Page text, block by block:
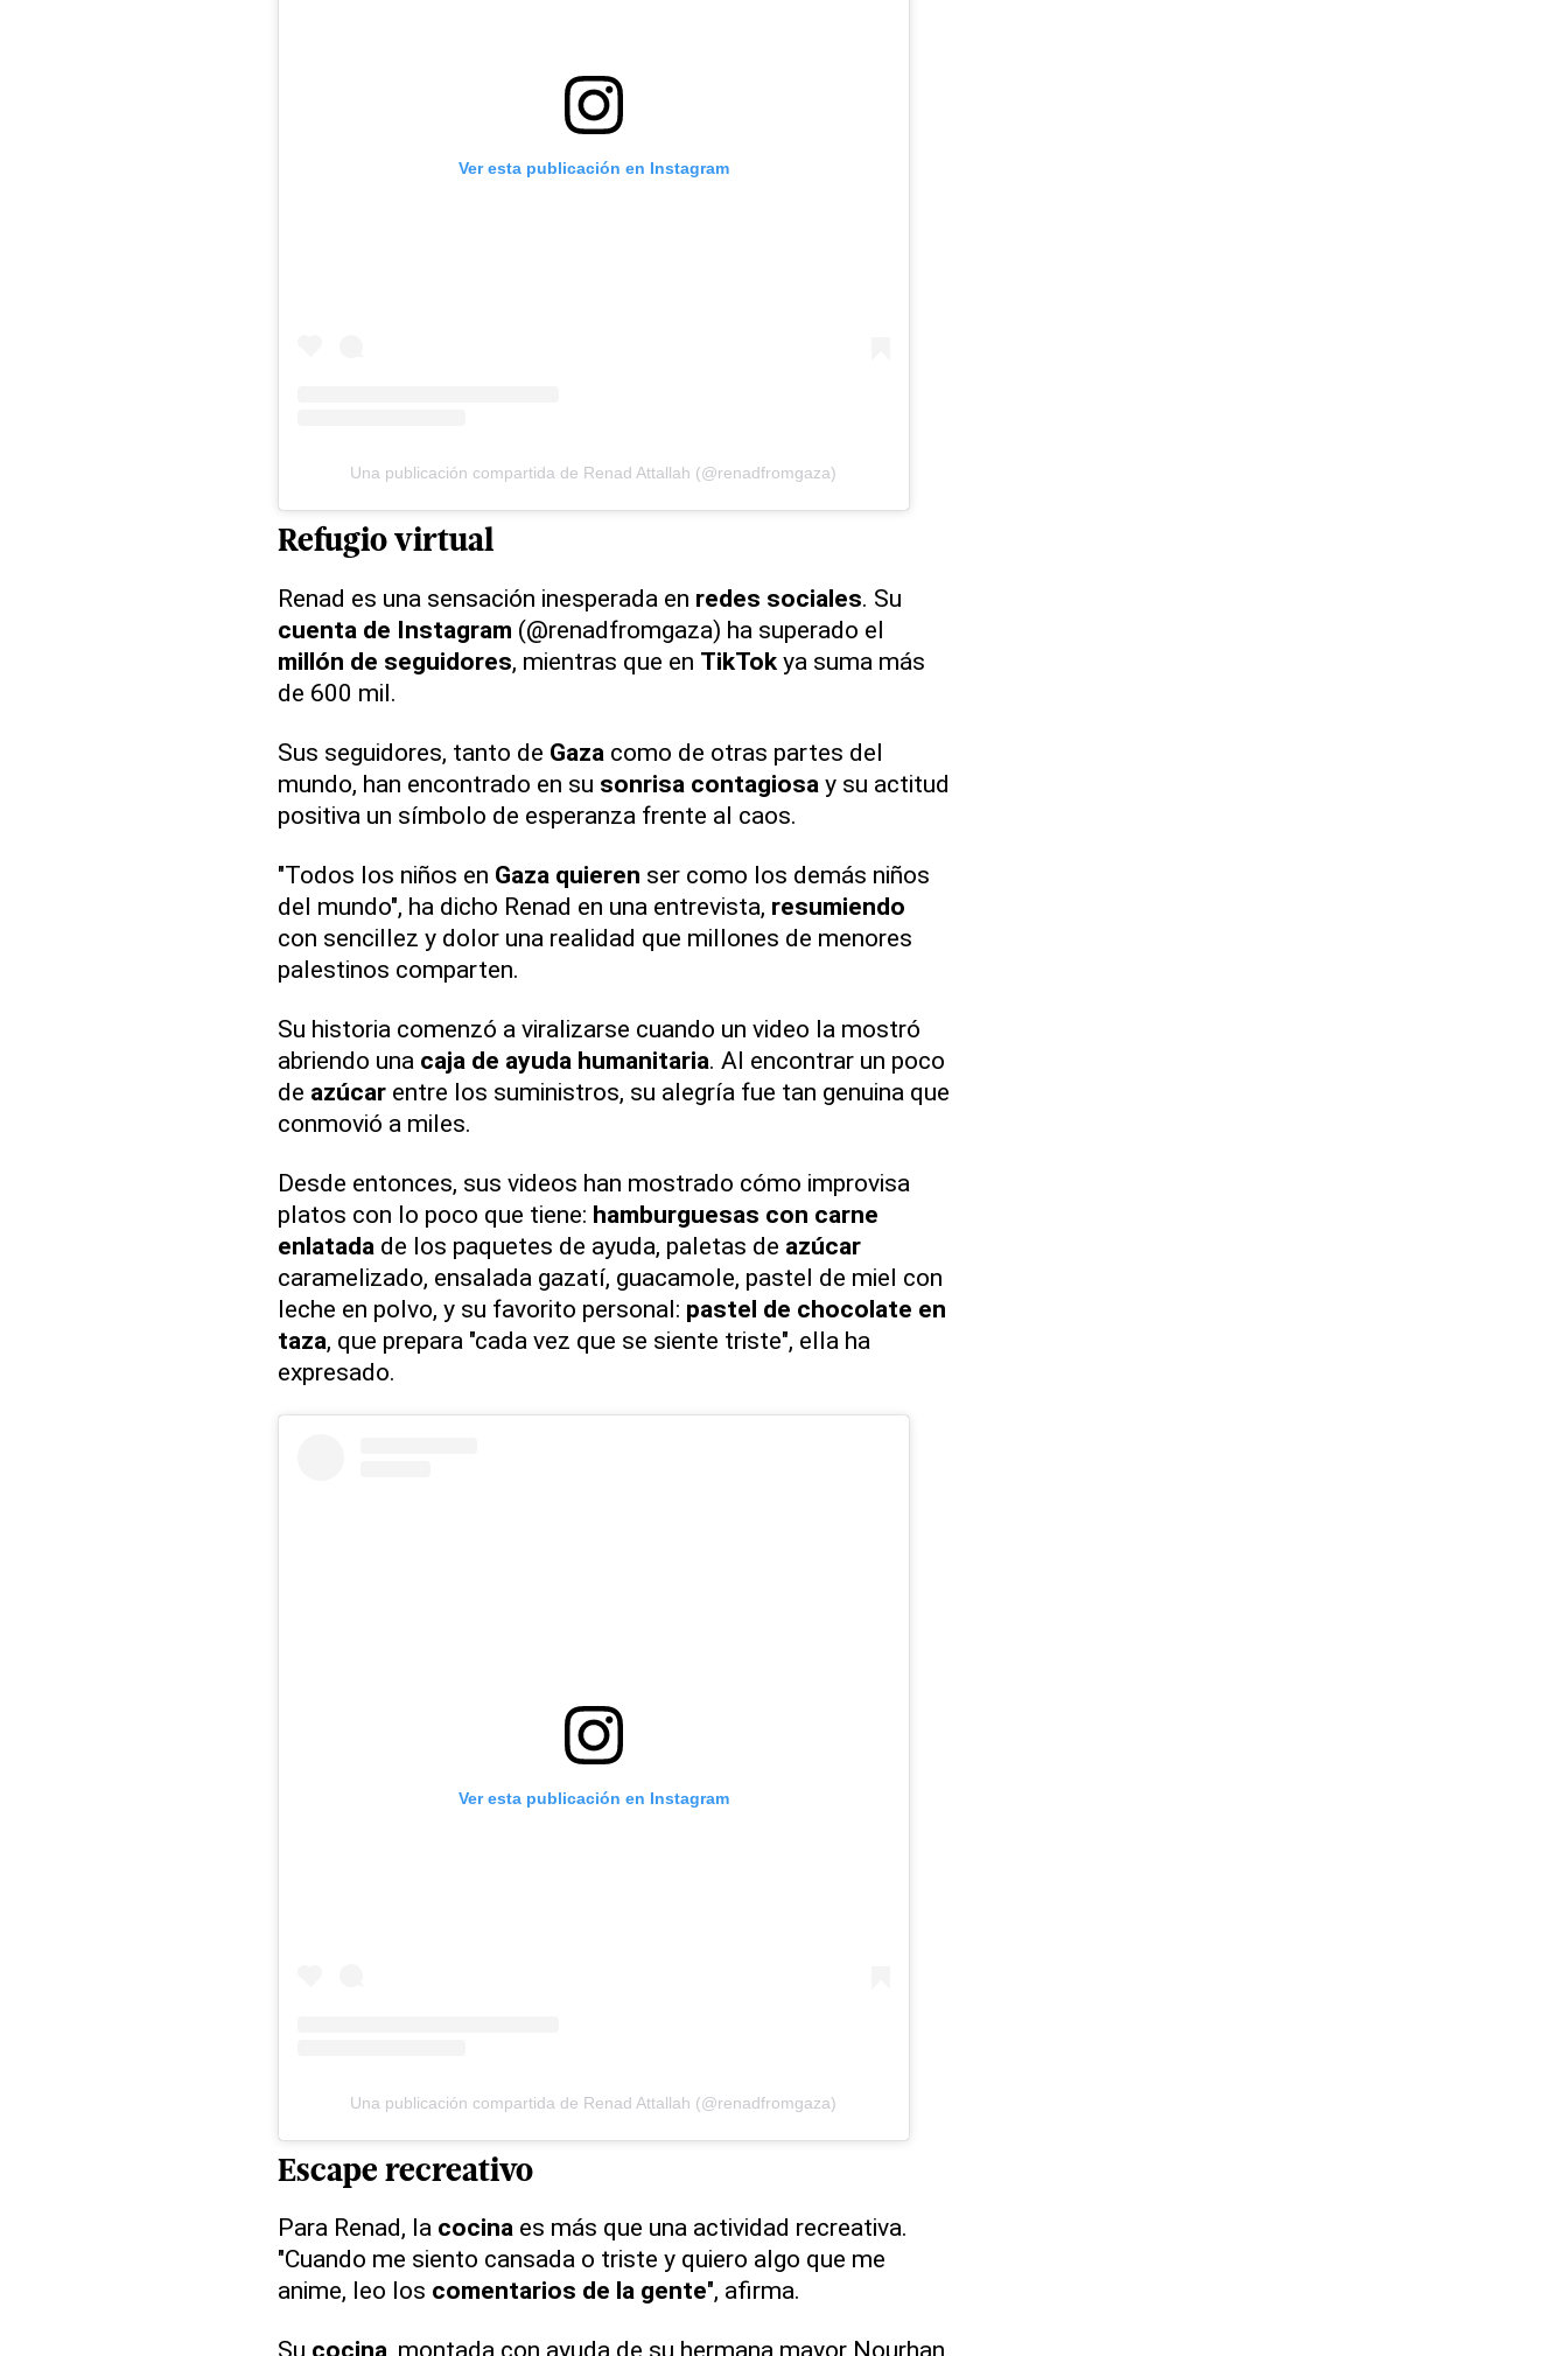
Ver esta publicación en Instagram
Una publicación compartida de Renad Attallah (@renadfromgaza)
Refugio virtual
Renad es una sensación inesperada en redes sociales. Su
cuenta de Instagram (@renadfromgaza) ha superado el
millón de seguidores, mientras que en TikTokya suma más
de 600 mil.
Sus seguidores, tanto de Gaza como de otras partes del
mundo, han encontrado en su sonrisa contagiosa y su actitud
positiva un símbolo de esperanza frente al caos.
"Todos los niños en Gaza quieren ser como los demás niños
del mundo", ha dicho Renad en una entrevista, resumiendo
con sencillez y dolor una realidad que millones de menores
palestinos comparten.
Su historia comenzó a viralizarse cuando un video la mostró
abriendo una caja de ayuda humanitaria. Al encontrar un poco
de azúcarentre los suministros, su alegría fue tan genuina que
conmovió a miles.
Desde entonces, sus videos han mostrado cómo improvisa
platos con lo poco que tiene: hamburguesas con carne
enlatada de los paquetes de ayuda, paletas de azúcar
caramelizado, ensalada gazatí, guacamole, pastel de miel con
leche en polvo, y su favorito personal: pastel de chocolate en
taza, que prepara "cada vez que se siente triste", ella ha
expresado.
Ver esta publicación en Instagram
Una publicación compartida de Renad Attallah (@renadfromgaza)
Escape recreativo
Para Renad, la cocinaes más que una actividad recreativa.
"Cuando me siento cansada o triste y quiero algo que me
anime, leo los comentarios de la gente", afirma.
Su cocina , montada con ayuda de su hermana mayor Nourhan,